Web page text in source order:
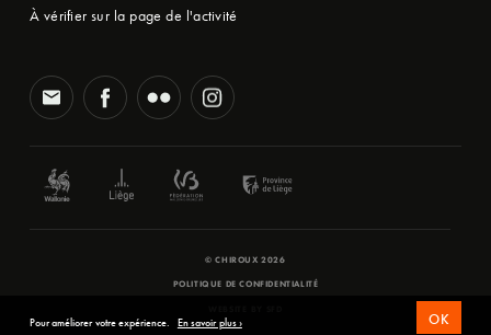
À vérifier sur la page de l'activité
© CHIROUX 2026
POLITIQUE DE CONFIDENTIALITÉ
Pour améliorer votre expérience. En savoir plus › OK